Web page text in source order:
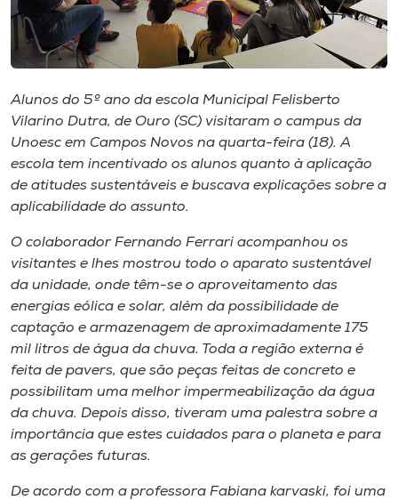
Unoesc
Store
o idioma
A+
A-
Alunos do 5º ano da escola Municipal Felisberto
Vilarino Dutra, de Ouro (SC) visitaram o campus da
Unoesc em Campos Novos na quarta-feira (18). A
escola tem incentivado os alunos quanto à aplicação
de atitudes sustentáveis e buscava explicações sobre a
aplicabilidade do assunto.
O colaborador Fernando Ferrari acompanhou os
visitantes e lhes mostrou todo o aparato sustentável
da unidade, onde têm-se o aproveitamento das
energias eólica e solar, além da possibilidade de
captação e armazenagem de aproximadamente 175
mil litros de água da chuva. Toda a região externa é
feita de pavers, que são peças feitas de concreto e
possibilitam uma melhor impermeabilização da água
da chuva. Depois disso, tiveram uma palestra sobre a
importância que estes cuidados para o planeta e para
as gerações futuras.
De acordo com a professora Fabiana karvaski, foi uma